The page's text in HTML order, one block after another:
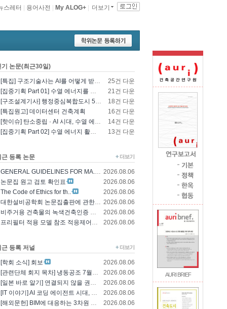
AURI BRIEF
더보기
My ALOG+
용어사전
스레터
기 논문(최근30일)
[특집] 구조기술사는 AI를 어떻게 받아들일 것인가? - 영국구조기술사회의 AI 및 L..
25건 다운
[집중기획 Part 01] 수열 에너지를 이용한 건물 냉난방 및 데이터센터 냉각
21건 다운
[구조설계기사] 행정중심복합도시 5-1생활권 L5BL 공공주택 건설공사 모듈러 건축물 ..
18건 다운
[특집원고] 데이터센터 건축계획
16건 다운
[핫이슈] 탄소중립 · AI 시대, 수열 에너지 기술의 재조명과 고도화 방향
14건 다운
[집중기획 Part 02] 수열 에너지 활용 기술 및 수열 플랜트 적용
13건 다운
근 등록 논문
GENERAL GUIDELINES FOR MA.. 2026.08.06
논문집 원고 검토 확인표
2026.08.06
The Code of Ethics for th..
2026.08.06
대한설비공학회 논문집출판에 관한 윤리규정 2026.08.06
비주거용 건축물의 녹색건축인증 에너지 및 환경..
2026.08.06
프리필터 적용 모델 참조 적응제어에 의한 가변..
2026.08.06
근 등록 저널
[학회 소식] 회보
2026.08.06
[관련단체 회지 목차] 냉동공조 7월호(한국냉..
2026.08.06
[일본 바로 알기] 연결되지 않을 권리를 찾는..
2026.08.06
[IT 이야기] AI 코딩 에이전트 시대, 엔..
2026.08.06
[해외문헌] BIM에 대응하는 3차원 건축 설..
2026.08.06